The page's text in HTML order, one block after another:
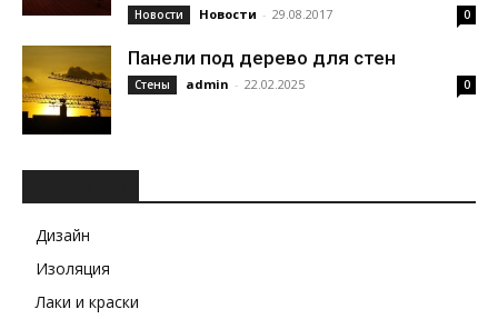
Новости Новости - 29.08.2017 0
Панели под дерево для стен
Стены admin - 22.02.2025 0
Дизайн
Изоляция
Лаки и краски